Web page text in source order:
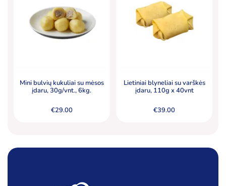
Mini bulvių kukuliai su mėsos
įdaru, 30g/vnt., 6kg.
€29.00
Lietiniai blyneliai su varškės
įdaru, 110g x 40vnt
€39.00